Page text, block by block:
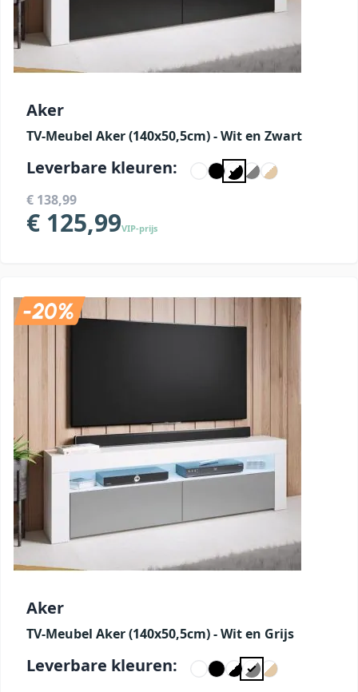
Aker
TV-Meubel Aker (140x50,5cm) - Wit en Zwart
Leverbare kleuren:
€ 138,99
€ 125,99VIP-prijs
Aker
TV-Meubel Aker (140x50,5cm) - Wit en Grijs
Leverbare kleuren: